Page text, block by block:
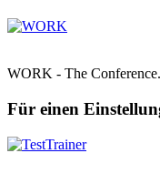
WORK - The
Für einen